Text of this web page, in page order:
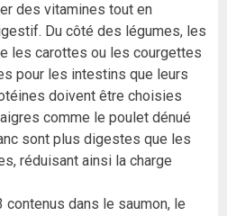
des vitamines tout en
Du côté des légumes, les
les carottes ou les courgettes
pour les intestins que leurs
doivent être choisies
comme le poulet dénué
sont plus digestes que les
réduisant ainsi la charge
dans le saumon, le